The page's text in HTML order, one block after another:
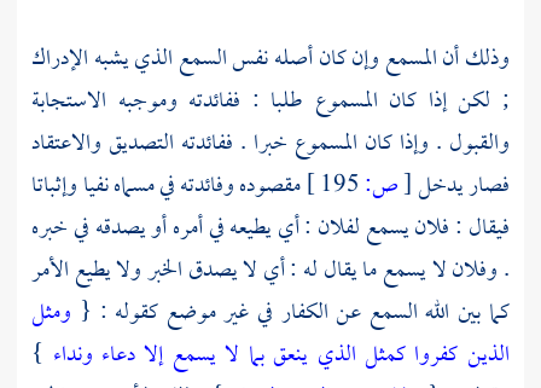
وذلك أن المسمع وإن كان أصله نفس السمع الذي يشبه الإدراك
; لكن إذا كان المسموع طلبا : ففائدته وموجبه الاستجابة
والقبول . وإذا كان المسموع خبرا . ففائدته التصديق والاعتقاد
فصار يدخل[ص:
مقصوده وفائدته في مسماه نفيا وإثباتا
فيقال : فلان يسمع لفلان : أي يطيعه في أمره أو يصدقه في خبره
. وفلان لا يسمع ما يقال له : أي لا يصدق الخبر ولا يطيع الأمر
كما بين الله السمع عن الكفار في غير موضع كقوله : { ومثل
الذين كفروا كمثل الذي ينعق بما لا يسمع إلا دعاء ونداء }